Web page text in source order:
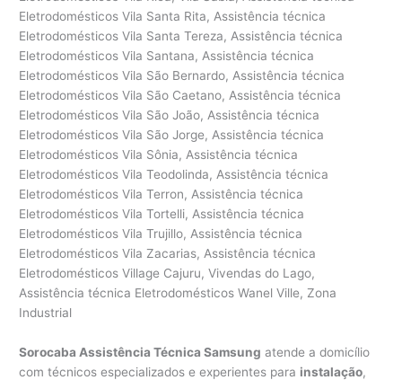
Sorocaba Assistência Técnica Samsung atende a domicílio
com técnicos especializados e experientes para instalação,